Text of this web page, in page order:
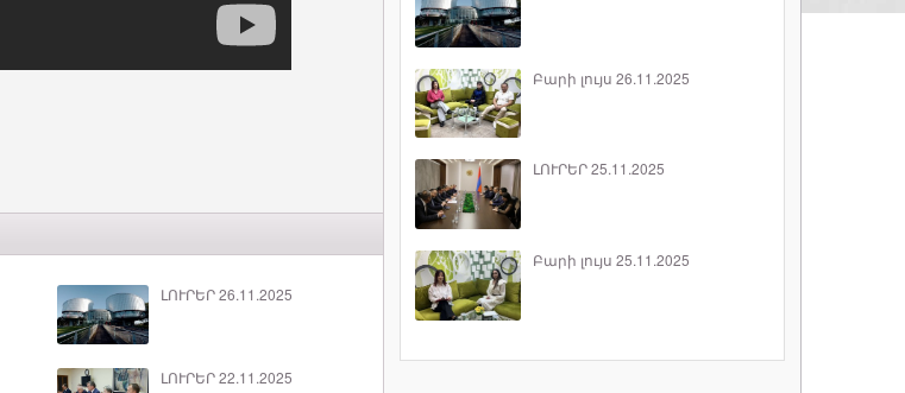
ԼՈՒՐԵՐ 26.11.2025
ԼՈՒՐԵՐ 22.11.2025
Բարի լույս 26.11.2025
ԼՈՒՐԵՐ 25.11.2025
Բարի լույս 25.11.2025